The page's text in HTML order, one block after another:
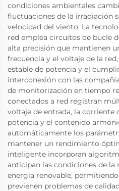
condiciones ambientales
fluctuaciones de la irradiación
velocidad del viento. La
red emplea circuitos de bucle
alta precisión que mantienen
frecuencia y el voltaje de la
estable de potencia y el
interconexión con las
de monitorización en tiempo
conectados a red registran
voltaje de entrada, la corriente
potencia y el contenido
automáticamente los
mantener un rendimiento
inteligente incorporan
anticipan las condiciones de la
energía renovable,
previenen problemas de